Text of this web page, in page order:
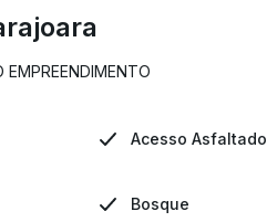
EMPREENDIMENTO
Acesso Asfaltado
Bosque